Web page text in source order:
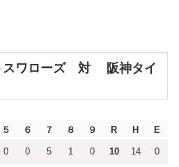
スワローズ 対 阪神タイ
５ ６ ７ ８ ９ R H E
0 0 5 1 0 10 14 0